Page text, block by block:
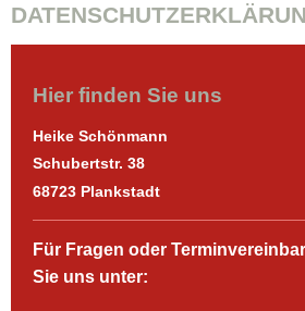
Hier finden Sie uns
Heike Schönmann
Schubertstr. 38
68723 Plankstadt
Für Fragen oder
Sie uns unter: